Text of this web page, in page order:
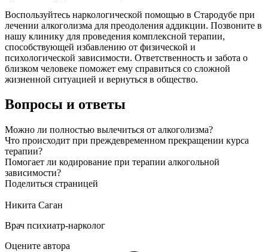
Воспользуйтесь наркологической помощью в Стародубе при
лечении алкоголизма для преодоления аддикции. Позвоните в
нашу клинику для проведения комплексной терапии,
способствующей избавлению от физической и
психологической зависимости. Ответственность и забота о
близком человеке поможет ему справиться со сложной
жизненной ситуацией и вернуться в общество.
Вопросы и ответы
Можно ли полностью вылечиться от алкоголизма?
Что происходит при преждевременном прекращении курса
терапии?
Помогает ли кодирование при терапии алкогольной
зависимости?
Поделиться страницей
Никита Саган
Врач психиатр-нарколог
Оцените автора